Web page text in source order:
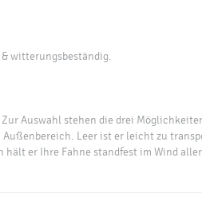
witterungsbeständig.
Auswahl stehen die drei
Leer ist er leicht zu
er Ihre Fahne standfest im Wind